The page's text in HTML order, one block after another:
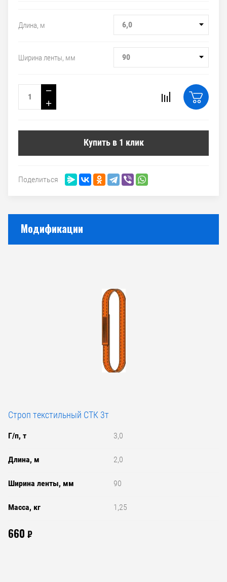
Длина, м 6,0
Ширина ленты, мм 90
−
+
Купить в 1 клик
Поделиться
Модификации
Строп текстильный СТК 3т
Г/п, т 3,0
Длина, м 2,0
Ширина ленты, мм 90
Масса, кг 1,25
660 ₽